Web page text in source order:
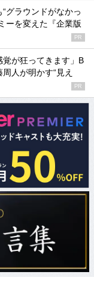
グラウンドがなかっ
ーを変えた『企業版
PR
覚が狂ってきます」B
人が明かす“見え
PR